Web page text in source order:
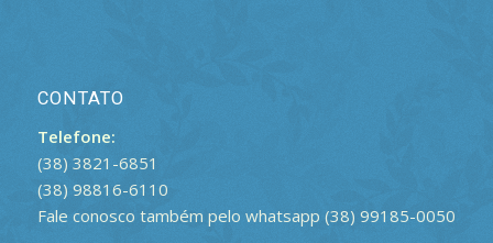
CONTATO
Telefone:
(38) 3821-6851
(38) 98816-6110
Fale conosco também pelo whatsapp (38) 99185-0050